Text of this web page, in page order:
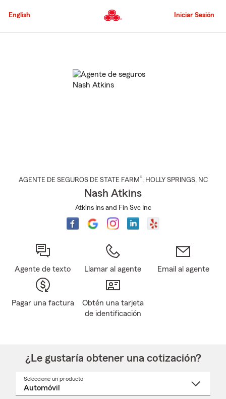
al
principal
English Iniciar Sesión
AGENTE DE SEGUROS DE STATE FARM®, HOLLY SPRINGS, NC
Nash Atkins
Atkins Ins and Fin Svc Inc
Agente de texto Llamar al agente Email al agente
Pagar una factura
Obtén una tarjeta
de identificación
¿Le gustaría obtener una cotización?
Seleccione un producto